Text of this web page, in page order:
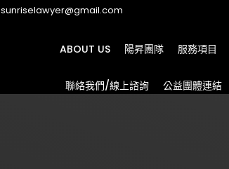
sunriselawyer@gmail.com
ABOUT US 陽昇團隊 服務項目
聯絡我們/線上諮詢 公益團體連結